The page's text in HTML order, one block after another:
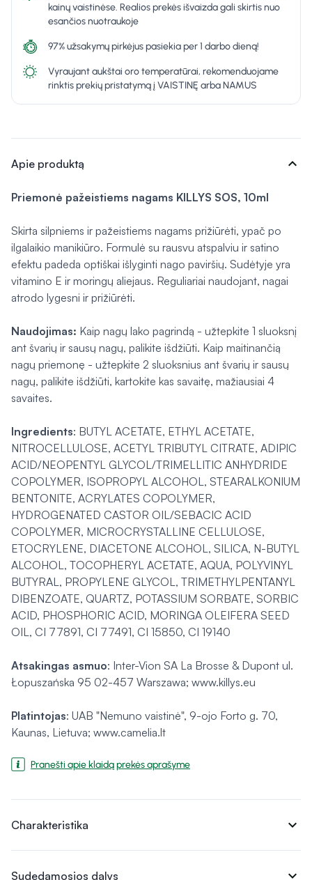
kainų vaistinėse. Realios prekės išvaizda gali skirtis nuo
esančios nuotraukoje
97% užsakymų pirkėjus pasiekia per 1 darbo dieną!
Vyraujant aukštai oro temperatūrai, rekomenduojame
rinktis prekių pristatymą į VAISTINĘ arba NAMUS
Apie produktą expand_more
Priemonė pažeistiems nagams KILLYS SOS, 10ml
Skirta silpniems ir pažeistiems nagams prižiūrėti, ypač po
ilgalaikio manikiūro. Formulė su rausvu atspalviu ir satino
efektu padeda optiškai išlyginti nago paviršių. Sudėtyje yra
vitamino E ir moringų aliejaus. Reguliariai naudojant, nagai
atrodo lygesni ir prižiūrėti.
Naudojimas: Kaip nagų lako pagrindą - užtepkite 1 sluoksnį
ant švarių ir sausų nagų, palikite išdžiūti. Kaip maitinančią
nagų priemonę - užtepkite 2 sluoksnius ant švarių ir sausų
nagų, palikite išdžiūti, kartokite kas savaitę, mažiausiai 4
savaites.
Ingredients: BUTYL ACETATE, ETHYL ACETATE,
NITROCELLULOSE, ACETYL TRIBUTYL CITRATE, ADIPIC
ACID/NEOPENTYL GLYCOL/TRIMELLITIC ANHYDRIDE
COPOLYMER, ISOPROPYL ALCOHOL, STEARALKONIUM
BENTONITE, ACRYLATES COPOLYMER,
HYDROGENATED CASTOR OIL/SEBACIC ACID
COPOLYMER, MICROCRYSTALLINE CELLULOSE,
ETOCRYLENE, DIACETONE ALCOHOL, SILICA, N-BUTYL
ALCOHOL, TOCOPHERYL ACETATE, AQUA, POLYVINYL
BUTYRAL, PROPYLENE GLYCOL, TRIMETHYLPENTANYL
DIBENZOATE, QUARTZ, POTASSIUM SORBATE, SORBIC
ACID, PHOSPHORIC ACID, MORINGA OLEIFERA SEED
OIL, CI 77891, CI 77491, CI 15850, CI 19140
Atsakingas asmuo: Inter-Vion SA La Brosse & Dupont ul.
Łopuszańska 95 02-457 Warszawa; www.killys.eu
Platintojas: UAB "Nemuno vaistinė", 9-ojo Forto g. 70,
Kaunas, Lietuva; www.camelia.lt
Pranešti apie klaidą prekės aprašyme
Charakteristika expand_more
Sudedamosios dalys expand_more